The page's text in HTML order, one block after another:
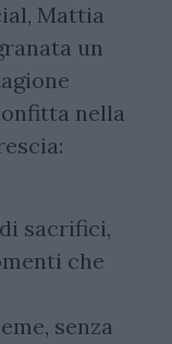
Mattia
un
nella
sacrifici,
che
senza